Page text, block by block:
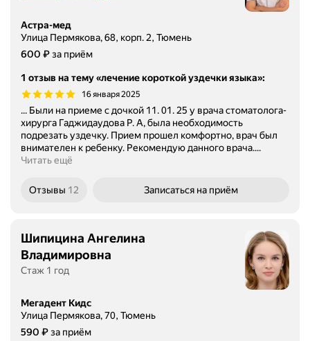
Астра-мед
Улица Пермякова, 68, корп. 2, Тюмень
Цена
600 ₽за приём
1 отзыв на тему «лечение короткой уздечки языка»:
16 января 2025
... Были на приеме с дочкой 11. 01. 25 у врача стоматолога-
хирурга Гаджидаудова Р. А, была необходимость
подрезать уздечку. Прием прошел комфортно, врач был
внимателен к ребенку. Рекомендую данного врача....
Читать ещё
Отзывы 12 Записаться на приём
Шипицина Ангелина
Владимировна
Стаж 1 год
Мегадент Кидс
Улица Пермякова, 70, Тюмень
Цена
590 ₽за приём